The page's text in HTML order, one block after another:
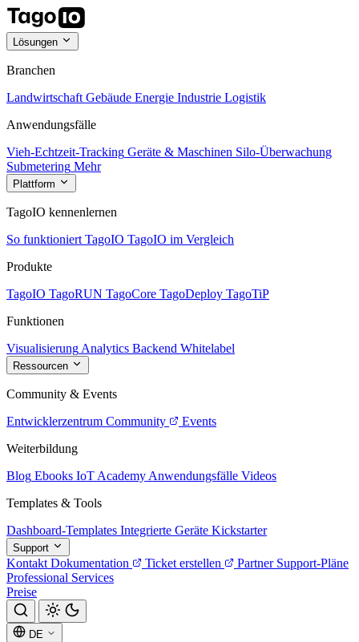
Lösungen
Branchen
Landwirtschaft Gebäude Energie Industrie Logistik
Anwendungsfälle
Vieh-Echtzeit-Tracking Geräte & Maschinen Silo-Überwachung
Submetering Mehr
Plattform
TagoIO kennenlernen
So funktioniert TagoIO TagoIO im Vergleich
Produkte
TagoIO TagoRUN TagoCore TagoDeploy TagoTiP
Funktionen
Visualisierung Analytics Backend Whitelabel
Ressourcen
Community & Events
Entwicklerzentrum Community
Events
Weiterbildung
Blog Ebooks IoT Academy Anwendungsfälle Videos
Templates & Tools
Dashboard-Templates Integrierte Geräte Kickstarter
Support
Kontakt Dokumentation Ticket erstellen Partner Support-Pläne
Professional Services
Preise
DE